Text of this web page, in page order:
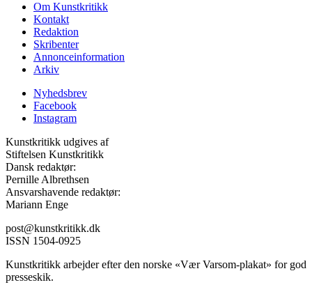
Om Kunstkritikk
Kontakt
Redaktion
Skribenter
Annonceinformation
Arkiv
Nyhedsbrev
Facebook
Instagram
Kunstkritikk udgives af
Stiftelsen Kunstkritikk
Dansk redaktør:
Pernille Albrethsen
Ansvarshavende redaktør:
Mariann Enge
post@kunstkritikk.dk
ISSN 1504-0925
Kunstkritikk arbejder efter den norske «Vær Varsom-plakat» for god
presseskik.